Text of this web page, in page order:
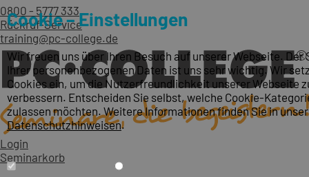
0800 - 5777 333
Rückruf-Service
training@pc-college.de
Login
Seminarkorb
Cookie – Einstellungen
Wir freuen uns über Ihren Besuch auf unserer Webseite. Der
Ihrer personenbezogenen Daten ist uns sehr wichtig. Wir
Cookies ein, um die Nutzerfreundlichkeit unserer Webseite
verbessern. Entscheiden Sie selbst, welche Cookie-
zulassen möchten. Weitere Informationen finden Sie in
Datenschutzhinweisen.